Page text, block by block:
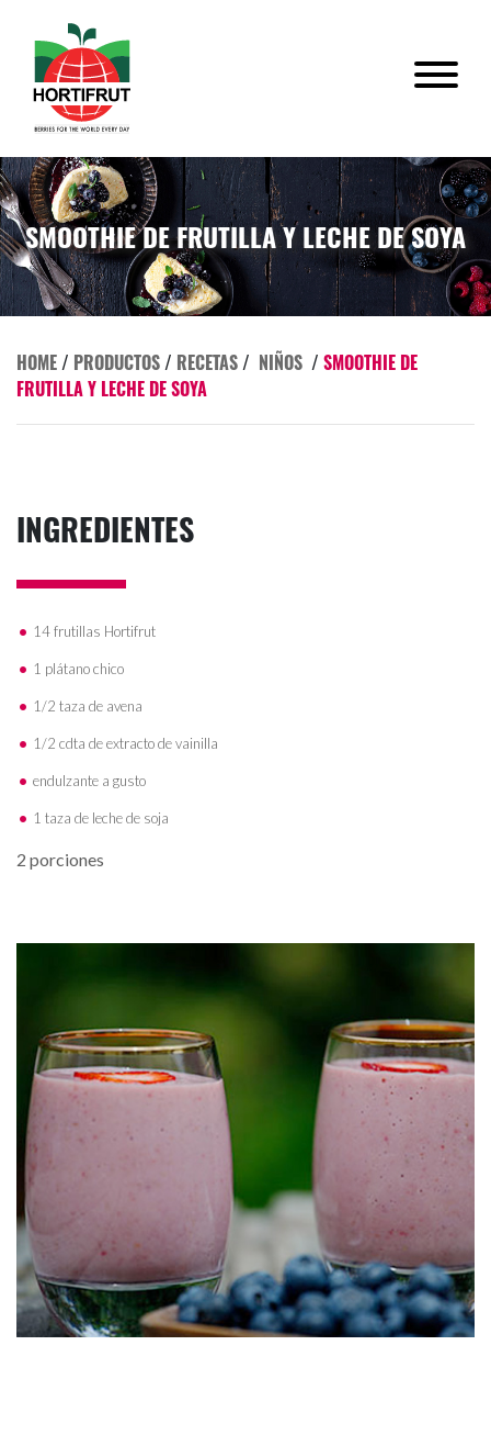
SMOOTHIE DE FRUTILLA Y LECHE DE SOYA
HOME/ PRODUCTOS/ RECETAS/ NIÑOS / SMOOTHIE DE
FRUTILLA Y LECHE DE SOYA
INGREDIENTES
14 frutillas Hortifrut
1 plátano chico
1/2 taza de avena
1/2 cdta de extracto de vainilla
endulzante a gusto
1 taza de leche de soja
2 porciones